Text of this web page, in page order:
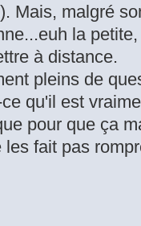
Mais, malgré
la
à distance.
pleins de
qu'il est
pour que ça
les fait pas